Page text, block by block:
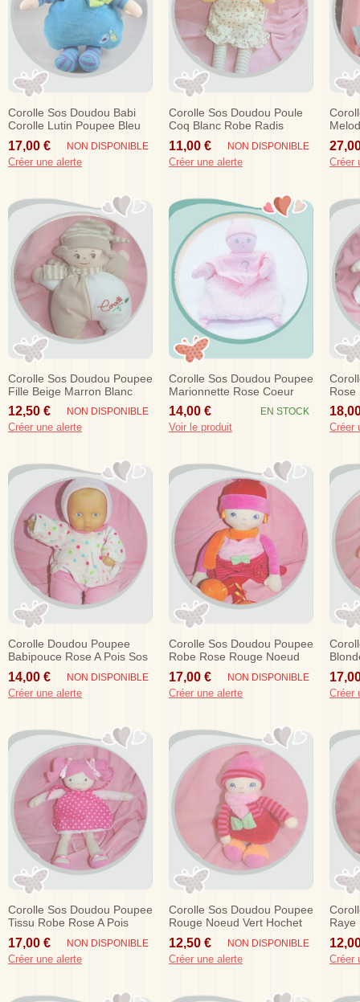
Corolle Sos Doudou Babi
Corolle Lutin Poupee Bleu
Oiseau Hochet
17,00 € NON DISPONIBLE
Créer une alerte
Corolle Sos Doudou Poule
Coq Blanc Robe Radis
Poireaux 2002
11,00 € NON DISPONIBLE
Créer une alerte
Fleur
Créer
Corolle Sos Doudou Poupee
Fille Beige Marron Blanc
Tissu
12,50 € NON DISPONIBLE
Créer une alerte
Corolle Sos Doudou Poupee
Marionnette Rose Coeur
Gris Tissu
14,00 € EN STOCK
Voir le produit
Rose
Créer
Corolle Doudou Poupee
Babipouce Rose A Pois Sos
14,00 € NON DISPONIBLE
Créer une alerte
Corolle Sos Doudou Poupee
Robe Rose Rouge Noeud
Vert
17,00 € NON DISPONIBLE
Créer une alerte
Jaune
Créer
Corolle Sos Doudou Poupee
Tissu Robe Rose A Pois
17,00 € NON DISPONIBLE
Créer une alerte
Corolle Sos Doudou Poupee
Rouge Noeud Vert Hochet
12,50 € NON DISPONIBLE
Créer une alerte
Raye
Créer